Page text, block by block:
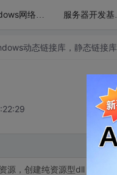
windows网络编程之tcp/ip 服务
动态链接库，静态链接
源，创建纯资源型dll，